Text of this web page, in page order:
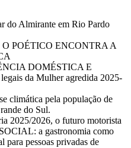
do Almirante em Rio Pardo
POÉTICO ENCONTRA A
DOMÉSTICA E
da Mulher agredida 2025-
climática pela população de
do Sul.
2025/2026, o futuro motorista
a gastronomia como
para pessoas privadas de